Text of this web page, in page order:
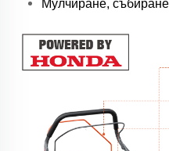
Мулчиране,